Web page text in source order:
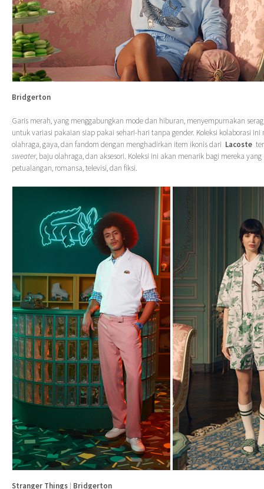
Bridgerton
Garis merah, yang menggabungkan mode dan hiburan, menyempurnakan
untuk variasi pakaian siap pakai sehari-hari tanpa gender. Koleksi kolaborasi
olahraga, gaya, dan fandom dengan menghadirkan item ikonis dari Lacoste
sweater, baju olahraga, dan aksesori. Koleksi ini akan menarik bagi mereka
petualangan, romansa, televisi, dan fiksi.
Stranger Things | Bridgerton